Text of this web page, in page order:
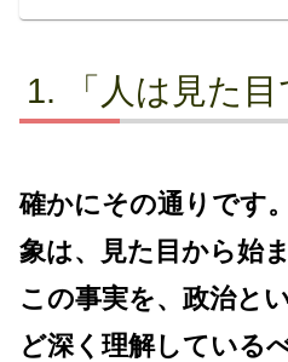
「人は見た
確かにその通りです
象は、見た目から始ま
この事実を、政治と
ど深く理解している